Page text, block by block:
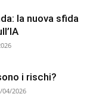
la nuova sfida
i rischi?
04/2026